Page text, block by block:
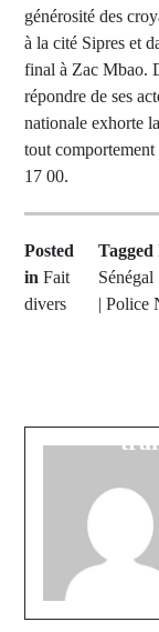
générosité des
à la cité Sipres et
final à Zac Mbao.
répondre de ses
nationale exhorte
tout
17 00.
Posted
in Fait
divers
Tagged
| Police